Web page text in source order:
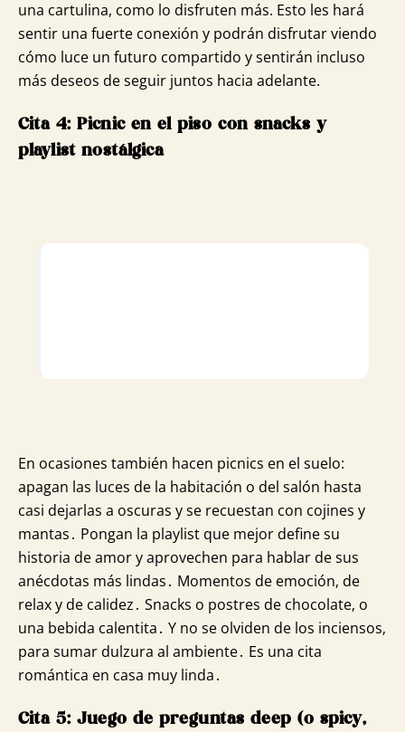
una cartulina, como lo disfruten más. Esto les hará
sentir una fuerte conexión y podrán disfrutar viendo
cómo luce un futuro compartido y sentirán incluso
más deseos de seguir juntos hacia adelante.
Cita 4: Picnic en el piso con snacks y
playlist nostálgica
En ocasiones también hacen picnics en el suelo:
apagan las luces de la habitación o del salón hasta
casi dejarlas a oscuras y se recuestan con cojines y
mantas․ Pongan la playlist que mejor define su
historia de amor y aprovechen para hablar de sus
anécdotas más lindas․ Momentos de emoción‚ de
relax y de calidez․ Snacks o postres de chocolate‚ o
una bebida calentita․ Y no se olviden de los inciensos‚
para sumar dulzura al ambiente․ Es una cita
romántica en casa muy linda․
Cita 5: Juego de preguntas deep (o spicy,